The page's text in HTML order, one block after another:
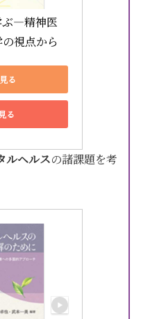
ぶ—精神医
視点から
る
る
ルヘルスの諸課題を考